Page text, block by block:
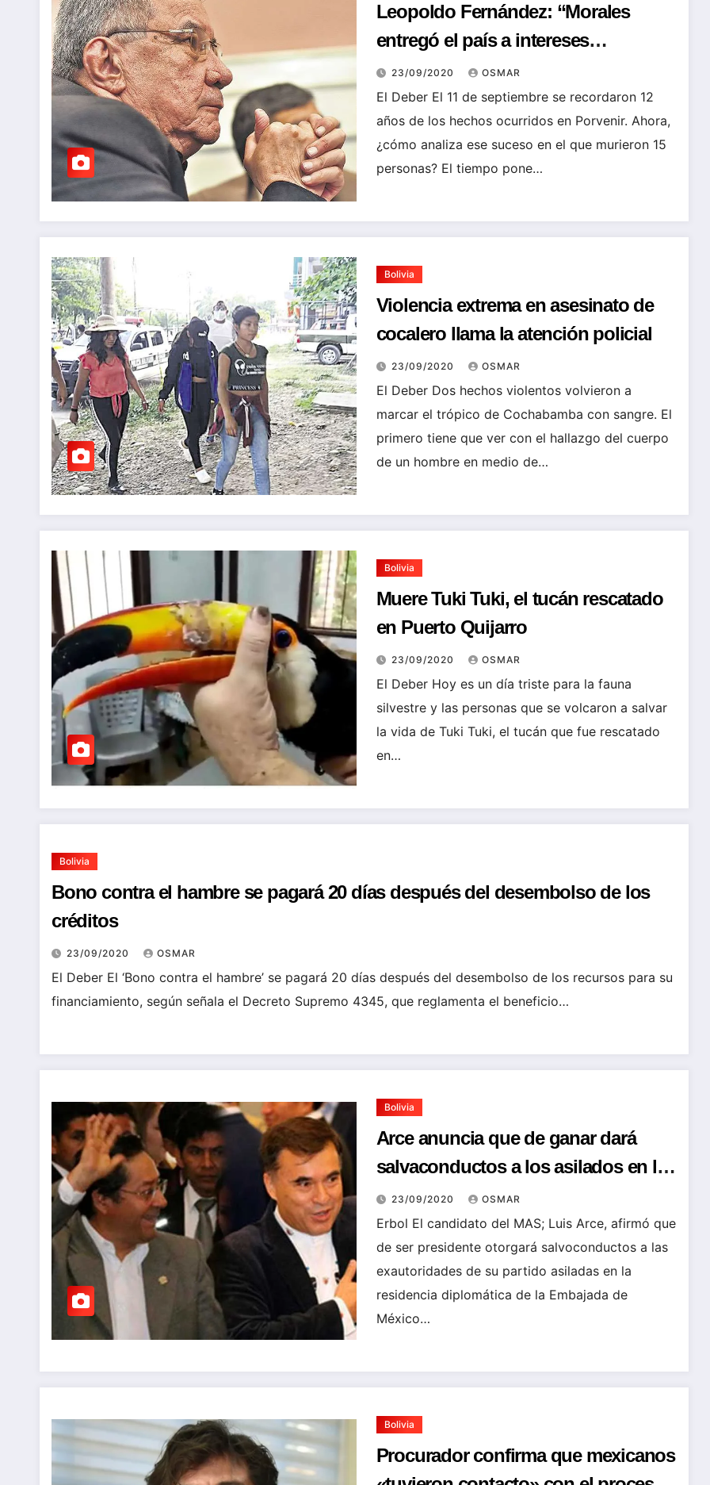
Leopoldo Fernández: “Morales
entregó el país a intereses
internacionales y al narcotráfico”
23/09/2020 OSMAR
El Deber El 11 de septiembre se recordaron 12
años de los hechos ocurridos en Porvenir. Ahora,
¿cómo analiza ese suceso en el que murieron 15
personas? El tiempo pone…
Bolivia
Violencia extrema en asesinato de
cocalero llama la atención policial
23/09/2020 OSMAR
El Deber Dos hechos violentos volvieron a
marcar el trópico de Cochabamba con sangre. El
primero tiene que ver con el hallazgo del cuerpo
de un hombre en medio de…
Bolivia
Muere Tuki Tuki, el tucán rescatado
en Puerto Quijarro
23/09/2020 OSMAR
El Deber Hoy es un día triste para la fauna
silvestre y las personas que se volcaron a salvar
la vida de Tuki Tuki, el tucán que fue rescatado
en…
Bolivia
Bono contra el hambre se pagará 20 días después del desembolso de los
créditos
23/09/2020 OSMAR
El Deber El ‘Bono contra el hambre’ se pagará 20 días después del desembolso de los recursos para su
financiamiento, según señala el Decreto Supremo 4345, que reglamenta el beneficio…
Bolivia
Arce anuncia que de ganar dará
salvaconductos a los asilados en la
residencia mexicana
23/09/2020 OSMAR
Erbol El candidato del MAS; Luis Arce, afirmó que
de ser presidente otorgará salvoconductos a las
exautoridades de su partido asiladas en la
residencia diplomática de la Embajada de
México…
Bolivia
Procurador confirma que mexicanos